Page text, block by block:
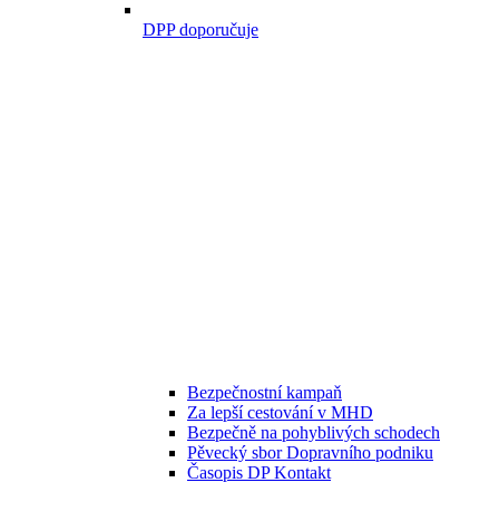
DPP doporučuje
Bezpečnostní kampaň
Za lepší cestování v MHD
Bezpečně na pohyblivých schodech
Pěvecký sbor Dopravního podniku
Časopis DP Kontakt